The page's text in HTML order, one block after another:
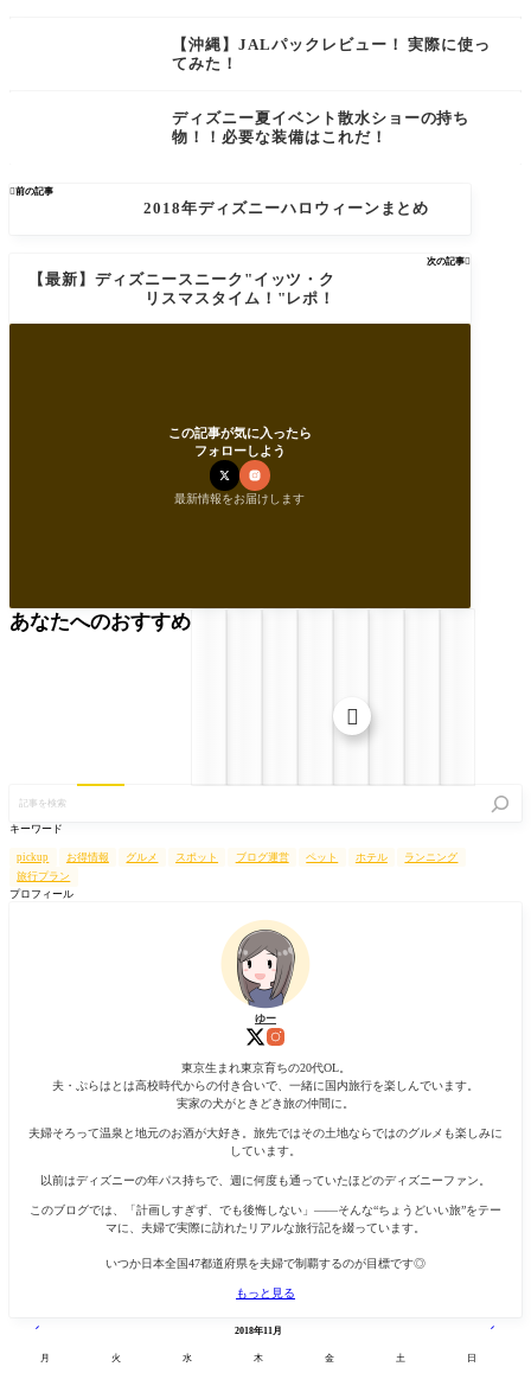
【沖縄】JALパックレビュー！ 実際に使っ
てみた！
ディズニー夏イベント散水ショーの持ち
物！！必要な装備はこれだ！
前の記事
2018年ディズニーハロウィーンまとめ
次の記事
【最新】ディズニースニーク"イッツ・ク
リスマスタイム！"レポ！
この記事が気に入ったら
フォローしよう
最新情報をお届けします
を
索
キーワード
pickup お得情報 グルメ スポット ブログ運営 ペット ホテル
ランニング
旅行プラン
プロフィール
ゆー
東京生まれ東京育ちの20代OL。
夫・ぷらはとは高校時代からの付き合いで、一緒に国内旅行を楽しんでいます。
実家の犬がときどき旅の仲間に。
夫婦そろって温泉と地元のお酒が大好き。旅先ではその土地ならではのグルメも楽しみに
しています。
以前はディズニーの年パス持ちで、週に何度も通っていたほどのディズニーファン。
このブログでは、「計画しすぎず、でも後悔しない」——そんな“ちょうどいい旅”をテー
マに、夫婦で実際に訪れたリアルな旅行記を綴っています。
いつか日本全国47都道府県を夫婦で制覇するのが目標です◎
もっと見る
2018年11月
月 火 水 木 金 土
日
あなたへのおすすめ
